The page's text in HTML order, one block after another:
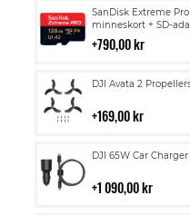
SanDisk Extreme
minneskort + SD-
790,00 kr
Lägg
till
i
DJI Avata 2
169,00 kr
Lägg
i
DJI 65W Car Charger
1 090,00 kr
Lägg
i